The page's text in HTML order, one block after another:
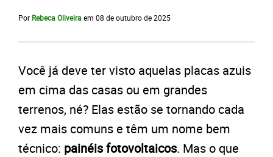
Por Rebeca Oliveiraem 08 de outubro de 2025
Você já deve ter visto aquelas placas azuis
em cima das casas ou em grandes
terrenos, né? Elas estão se tornando cada
vez mais comuns e têm um nome bem
técnico: painéis fotovoltaicos. Mas o que